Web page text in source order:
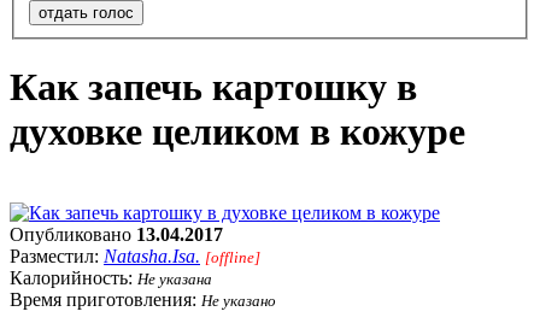
отдать голос
Как запечь картошку в
духовке целиком в кожуре
Опубликовано 13.04.2017
Разместил: Natasha.Isa. [offline]
Калорийность: Не указана
Время приготовления: Не указано